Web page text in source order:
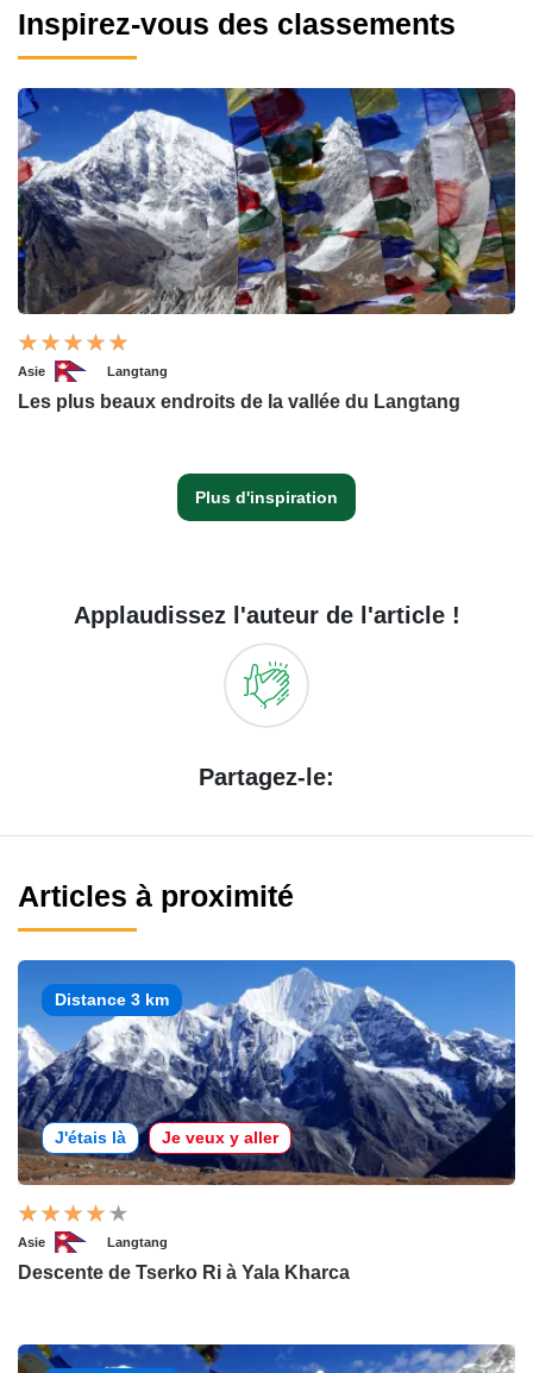
Inspirez-vous des classements
Asie Langtang
Les plus beaux endroits de la vallée du Langtang
Plus d'inspiration
Applaudissez l'auteur de l'article !
Partagez-le:
Articles à proximité
Distance 3 km
J'étais là Je veux y aller
Asie Langtang
Descente de Tserko Ri à Yala Kharca